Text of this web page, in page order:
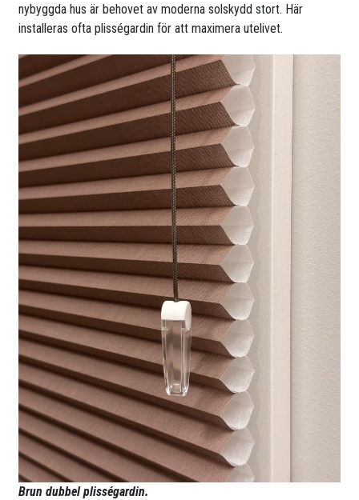
nybyggda hus är behovet av moderna solskydd stort. Här
installeras ofta plisségardin för att maximera utelivet.
Brun dubbel plisségardin.